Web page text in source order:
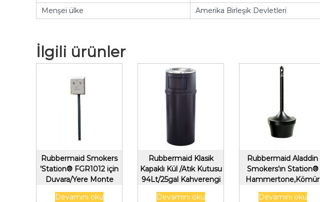
Menşei ülke
Amerika Birleşik Devletleri
İlgili ürünler
Rubbermaid Smokers
’Station® FGR1012 için
Duvara/Yere Monte
Devamını oku
Rubbermaid Klasik
Kapaklı Kül /Atık Kutusu
94Lt/25gal Kahverengi
Devamını oku
Rubbermaid Aladdin
Smokers’ın Station®
Hammertone,Kömür
Devamını oku